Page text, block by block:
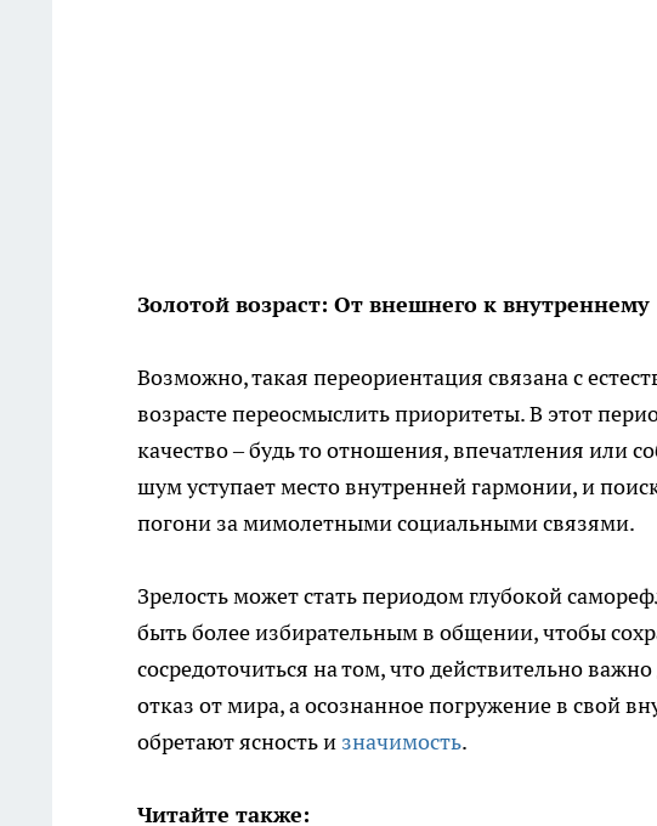
Золотой возраст: От внешнего к внутреннему
Возможно, такая переориентация связана с
возрасте переосмыслить приоритеты. В этот
качество – будь то отношения, впечатления или
шум уступает место внутренней гармонии, и
погони за мимолетными социальными связями.
Зрелость может стать периодом глубокой
быть более избирательным в общении, чтобы
сосредоточиться на том, что действительно
отказ от мира, а осознанное погружение в свой
обретают ясность и значимость.
Читайте также: